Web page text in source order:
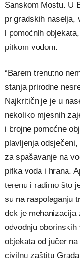
Sanskom Mostu. U
prigradskih naselja,
i pomoćnih
pitkom vodom.
“Barem trenutno
stanja prirodne
Najkritičnije je u
nekoliko mjesnih
i brojne pomoćne
plavljenja
za spašavanje na
pitka voda i hrana.
terenu i radimo što
su na raspolaganju
dok je mehanizacija
odvodnju oborinskih
objekata od jučer
civilnu zaštitu